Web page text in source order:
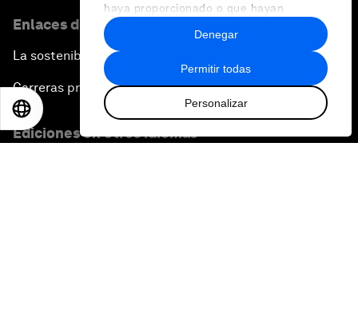
haya proporcionado o que hayan
recopilado a partir del uso que haya
hecho de sus servicios.
Permitir todas
Personalizar
Denegar
Enlaces directos
La sostenibilidad en el Foro
Carreras profesionales
Ediciones en otros idiomas